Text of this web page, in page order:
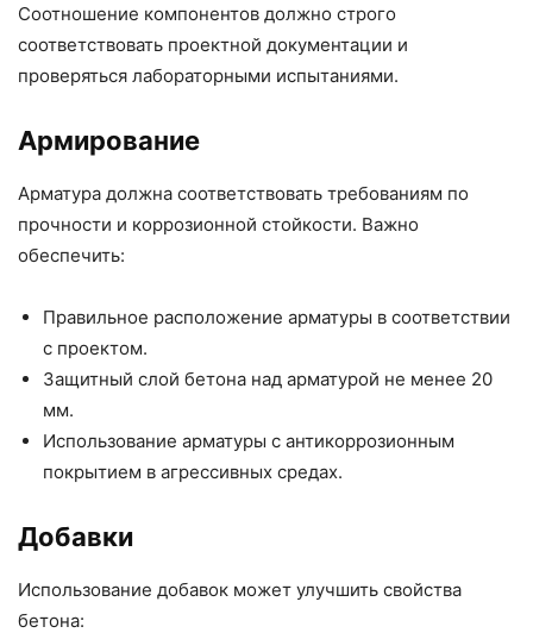
Соотношение компонентов должно строго
соответствовать проектной документации и
проверяться лабораторными испытаниями.
Армирование
Арматура должна соответствовать требованиям по
прочности и коррозионной стойкости. Важно
обеспечить:
Правильное расположение арматуры в соответствии
с проектом.
Защитный слой бетона над арматурой не менее 20
мм.
Использование арматуры с антикоррозионным
покрытием в агрессивных средах.
Добавки
Использование добавок может улучшить свойства
бетона: